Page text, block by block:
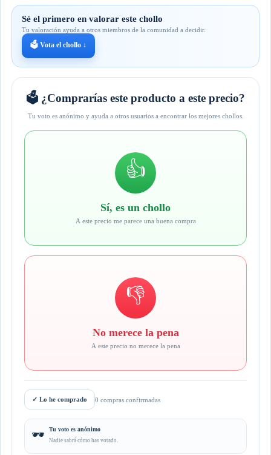
Sé el primero en valorar este chollo
Tu valoración ayuda a otros miembros de la comunidad a decidir.
🗳️ Vota el chollo ↓
🗳️ ¿Comprarías este producto a este precio?
Tu voto es anónimo y ayuda a otros usuarios a encontrar los mejores chollos.
👍
Sí, es un chollo
A este precio me parece una buena compra
👎
No merece la pena
A este precio no merece la pena
✓ Lo he comprado 0 compras confirmadas
🕶️ Tu voto es anónimo
Nadie sabrá cómo has votado.